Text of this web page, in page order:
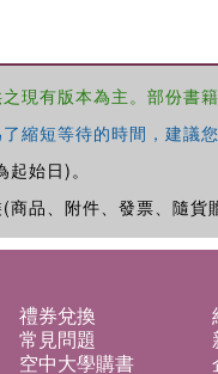
有版本為主。部份書
短等待的時間，建議
始日)。
品、附件、發票、隨貨
禮券兌換
常見問題
空中大學購書